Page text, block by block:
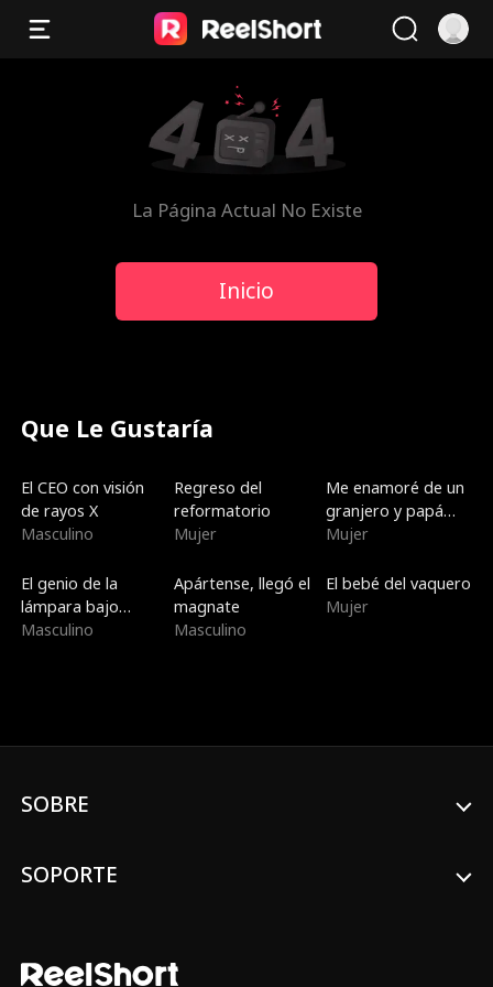
La Página Actual No Existe
Inicio
Que Le Gustaría
El CEO con visión
de rayos X
Masculino
Regreso del
reformatorio
Mujer
Me enamoré de un
granjero y papá
soltero
Mujer
El genio de la
lámpara bajo
contrato
Masculino
Apártense, llegó el
magnate
Masculino
El bebé del vaquero
Mujer
SOBRE
SOPORTE